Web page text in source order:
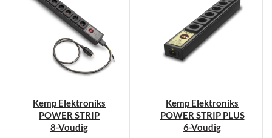
Kemp Elektroniks
POWER STRIP
8-Voudig
Kemp Elektroniks
POWER STRIP PLUS
6-Voudig